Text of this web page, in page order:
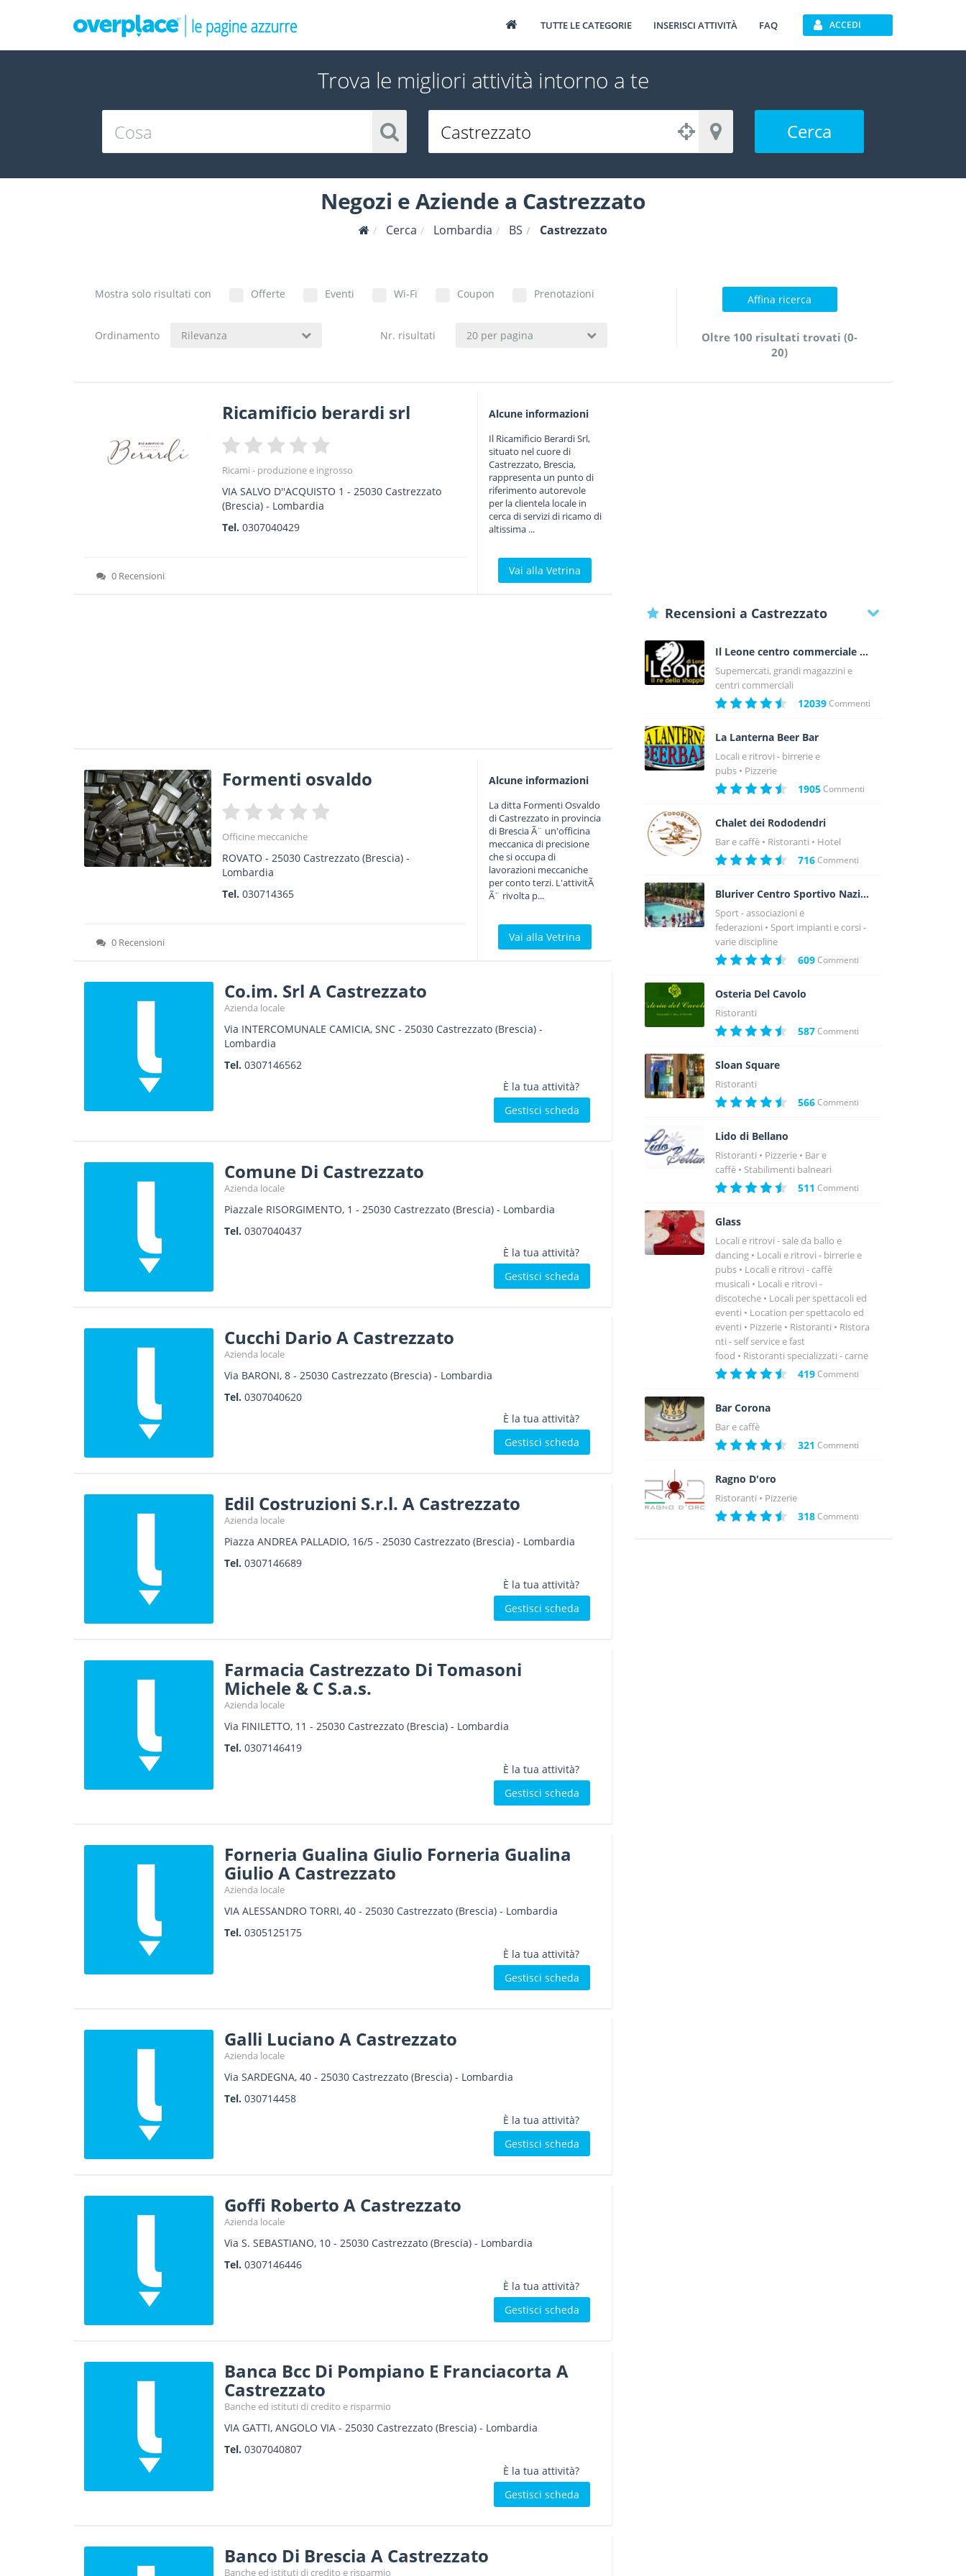
TUTTE LE CATEGORIE INSERISCI ATTIVITÀ FAQ ACCEDI
Trova le migliori attività intorno a te
Cerca
Negozi e Aziende a Castrezzato
Cerca Lombardia BS Castrezzato
Mostra solo risultati con Offerte Eventi Wi-Fi Coupon Prenotazioni
Ordinamento Rilevanza Nr. risultati 20 per pagina
Affina ricerca
Oltre 100 risultati trovati (0-
20)
Ricamificio berardi srl
Ricami - produzione e ingrosso
VIA SALVO D''ACQUISTO 1 -25030 Castrezzato
(Brescia) - Lombardia
Tel.0307040429
0 Recensioni
Alcune informazioni
Il Ricamificio Berardi Srl,
situato nel cuore di
Castrezzato, Brescia,
rappresenta un punto di
riferimento autorevole
per la clientela locale in
cerca di servizi di ricamo di
altissima ...
Vai alla Vetrina
Formenti osvaldo
Officine meccaniche
ROVATO -25030 Castrezzato (Brescia) -
Lombardia
Tel.030714365
0 Recensioni
Alcune informazioni
La ditta Formenti Osvaldo
di Castrezzato in provincia
di Brescia Ã¨ un'officina
meccanica di precisione
che si occupa di
lavorazioni meccaniche
per conto terzi. L'attivitÃ
Ã¨ rivolta p...
Vai alla Vetrina
Co.im. Srl A Castrezzato
Azienda locale
Via INTERCOMUNALE CAMICIA, SNC- 25030 Castrezzato(Brescia) -
Lombardia
Tel. 0307146562
È la tua attività?
Gestisci scheda
Comune Di Castrezzato
Azienda locale
Piazzale RISORGIMENTO, 1 - 25030 Castrezzato(Brescia) - Lombardia
Tel. 0307040437
È la tua attività?
Gestisci scheda
Cucchi Dario A Castrezzato
Azienda locale
Via BARONI, 8- 25030 Castrezzato(Brescia) - Lombardia
Tel. 0307040620
È la tua attività?
Gestisci scheda
Edil Costruzioni S.r.l. A Castrezzato
Azienda locale
Piazza ANDREA PALLADIO, 16/5- 25030 Castrezzato(Brescia) - Lombardia
Tel. 0307146689
È la tua attività?
Gestisci scheda
Farmacia Castrezzato Di Tomasoni
Michele & C S.a.s.
Azienda locale
Via FINILETTO, 11 - 25030 Castrezzato(Brescia) - Lombardia
Tel. 0307146419
È la tua attività?
Gestisci scheda
Forneria Gualina Giulio Forneria Gualina
Giulio A Castrezzato
Azienda locale
VIA ALESSANDRO TORRI, 40- 25030 Castrezzato(Brescia) - Lombardia
Tel. 0305125175
È la tua attività?
Gestisci scheda
Galli Luciano A Castrezzato
Azienda locale
Via SARDEGNA, 40- 25030 Castrezzato(Brescia) - Lombardia
Tel. 030714458
È la tua attività?
Gestisci scheda
Goffi Roberto A Castrezzato
Azienda locale
Via S. SEBASTIANO, 10- 25030 Castrezzato(Brescia) - Lombardia
Tel. 0307146446
È la tua attività?
Gestisci scheda
Banca Bcc Di Pompiano E Franciacorta A
Castrezzato
Banche ed istituti di credito e risparmio
VIA GATTI, ANGOLO VIA- 25030 Castrezzato(Brescia) - Lombardia
Tel. 0307040807
È la tua attività?
Gestisci scheda
Banco Di Brescia A Castrezzato
Banche ed istituti di credito e risparmio
Recensioni a Castrezzato
Il Leone centro commerciale a Lonato - Brescia
Supemercati, grandi magazzini e
centri commerciali
12039Commenti
La Lanterna Beer Bar
Locali e ritrovi - birrerie e
pubs
Pizzerie
1905Commenti
Chalet dei Rododendri
Bar e caffè Ristoranti Hotel
716Commenti
Bluriver Centro Sportivo Nazionale
Sport - associazioni e
federazioni
Sport impianti e corsi -
varie discipline
609Commenti
Osteria Del Cavolo
Ristoranti
587Commenti
Sloan Square
Ristoranti
566Commenti
Lido di Bellano
Ristoranti Pizzerie
Bar e
caffè
Stabilimenti balneari
511 Commenti
Glass
Locali e ritrovi - sale da ballo e
dancing
Locali e ritrovi - birrerie e
pubs
Locali e ritrovi - caffè
musicali
Locali e ritrovi -
discoteche
Locali per spettacoli ed
eventi
Location per spettacolo ed
eventi
Pizzerie Ristoranti
Ristora
nti - self service e fast
food
Ristoranti specializzati - carne
419Commenti
Bar Corona
Bar e caffè
321 Commenti
Ragno D'oro
Ristoranti Pizzerie
318Commenti